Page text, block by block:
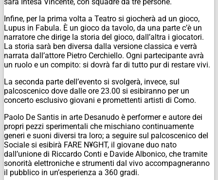
Infine, per la prima volta a Teatro si giocherà ad un gioco,
Lupus in Fabula. È un gioco da tavolo, da una parte c’è un
narratore che dirige la storia del gioco, dall’altra i giocatori.
La storia sarà ben diversa dalla versione classica e verrà
narrata dall’attore Pietro Cerchiello. Ogni partecipante avrà
un ruolo e un compito: si dovrà far di tutto pur di restare vivi.
La seconda parte dell’evento si svolgerà, invece, sul
palcoscenico dove dalle ore 23.00 si esibiranno per un
concerto esclusivo giovani e promettenti artisti di Como.
Paolo De Santis in arte Desanudo è performer e autore dei
propri pezzi sperimentali che mischiano continuamente
generi e suoni diversi tra loro; a seguire sul palcoscenico del
Sociale si esibirà FARE N¥GHT, il giovane duo nato
dall’unione di Riccardo Conti e Davide Albonico, che tramite
sonorità elettroniche e strumenti dal vivo accompagneranno
il pubblico in un’esperienza a 360 gradi.